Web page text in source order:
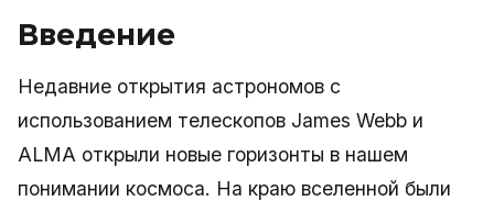
Введение
Недавние открытия астрономов с
использованием телескопов James Webb и
ALMA открыли новые горизонты в нашем
понимании космоса. На краю вселенной были